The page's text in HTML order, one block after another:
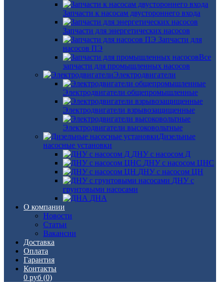
Запчасти к насосам двустороннего входа
Запчасти для энергетических насосов
Запчасти для
насосов ПЭ
Все
запчасти для промышленных насосов
Электродвигатели
Электродвигатели общепромышленные
Электродвигатели взрывозащищенные
Электродвигатели высоковольтные
Дизельные
насосные установки
ДНУ с насосом Д
ДНУ с насосом ЦНС
ДНУ с насосом ЦН
ДНУ с
грунтовыми насосами
ДНА
О компании
Новости
Статьи
Вакансии
Доставка
Оплата
Гарантия
Контакты
0 руб (0)